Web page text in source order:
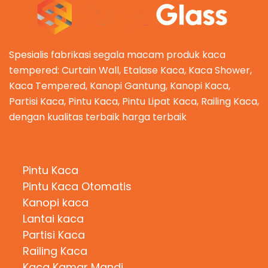
Spesialis fabrikasi segala macam produk kaca
tempered: Curtain Wall, Etalase Kaca, Kaca Shower,
Kaca Tempered, Kanopi Gantung, Kanopi Kaca,
Partisi Kaca, Pintu Kaca, Pintu Lipat Kaca, Railing Kaca,
dengan kualitas terbaik harga terbaik
Pintu Kaca
Pintu Kaca Otomatis
Kanopi kaca
Lantai kaca
Partisi Kaca
Railing Kaca